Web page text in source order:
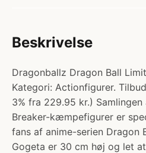
Beskrivelse
Dragonballz Dragon Ball
Kategori: Actionfigurer.
3% fra 229.95 kr.)
Breaker-kæmpefigurer er
fans af anime-serien Dragon
Gogeta er 30 cm høj og let